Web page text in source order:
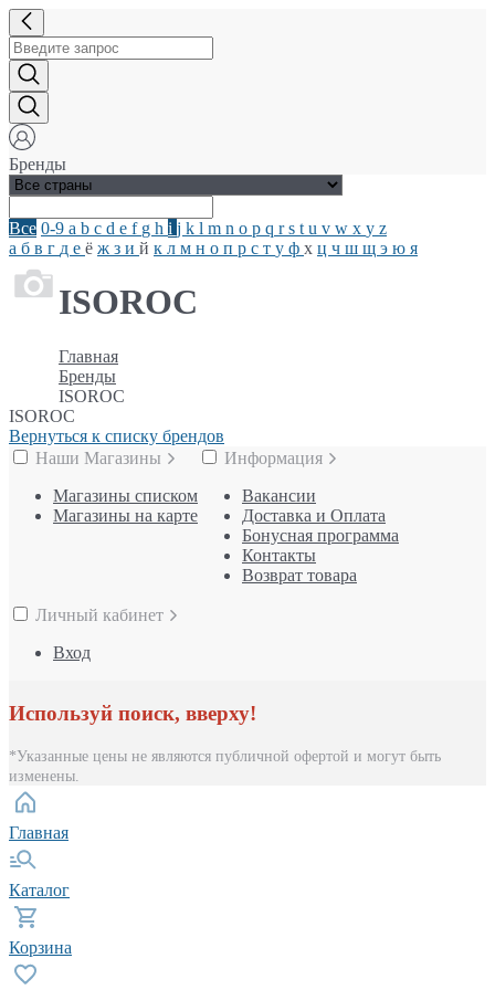
Бренды
Все 0-9 a b c d e f g h i j k l m n o p q rs t u v w x y z
а б в г д е ё ж з и й к л м н о п р с т у ф х ц ч ш щ э ю я
ISOROC
Главная
Бренды
ISOROC
ISOROC
Вернуться к списку брендов
Наши Магазины
Магазины списком
Магазины на карте
Информация
Вакансии
Доставка и Оплата
Бонусная программа
Контакты
Возврат товара
Личный кабинет
Вход
Используй поиск, вверху!
*Указанные цены не являются публичной офертой и могут быть
изменены.
Главная
Каталог
Корзина